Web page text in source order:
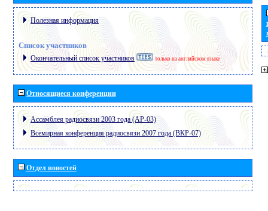
Полезная информация
Список участников
Окончательный список участников только на английском языке
Относящиеся конференции
Ассамблея радиосвязи 2003 года (АР-03)
Всемирная конференция радиосвязи 2007 года (ВКР-07)
Отдел новостей